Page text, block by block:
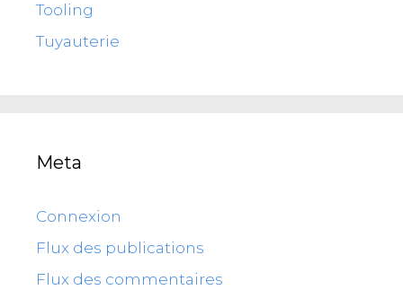
Tooling
Tuyauterie
Meta
Connexion
Flux des publications
Flux des commentaires